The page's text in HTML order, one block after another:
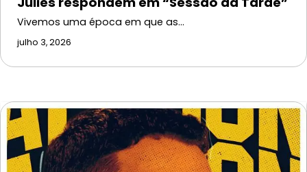
Vivemos uma época em que as…
julho 3, 2026